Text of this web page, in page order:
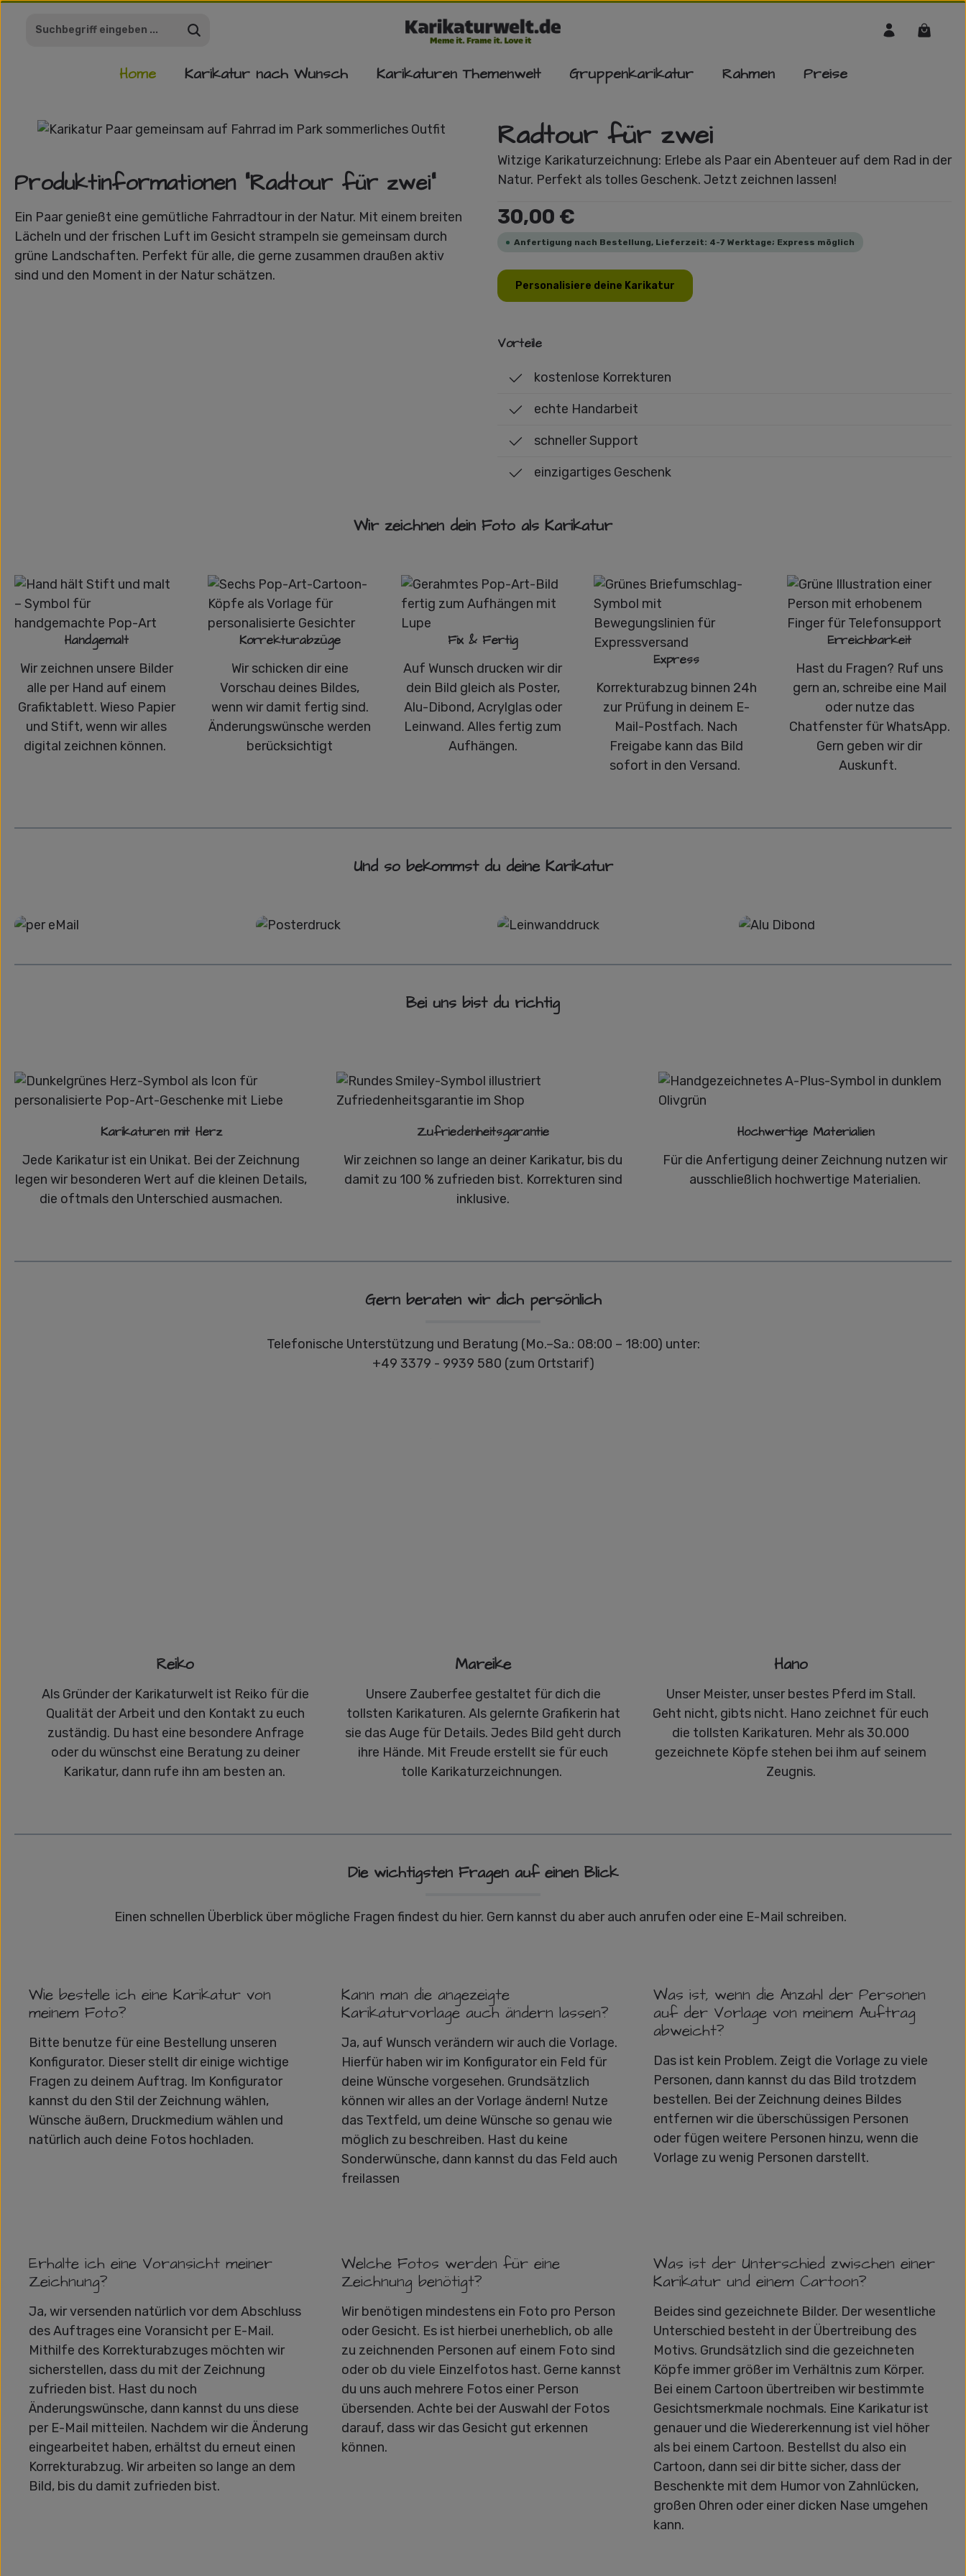
Home Karikatur nach Wunsch Karikaturen Themenwelt Gruppenkarikatur Rahmen Preise
Bildergalerie überspringen Radtour für zwei
Witzige Karikaturzeichnung: Erlebe als Paar ein Abenteuer auf dem Rad in der
Natur. Perfekt als tolles Geschenk. Jetzt zeichnen lassen!
Regulärer Preis:
30,00 €
Anfertigung nach Bestellung, Lieferzeit: 4-7 Werktage; Express möglich
Personalisiere deine Karikatur
Vorteile
kostenlose Korrekturen
echte Handarbeit
schneller Support
einzigartiges Geschenk
Produktinformationen "Radtour für zwei"
Ein Paar genießt eine gemütliche Fahrradtour in der Natur. Mit einem breiten
Lächeln und der frischen Luft im Gesicht strampeln sie gemeinsam durch
grüne Landschaften. Perfekt für alle, die gerne zusammen draußen aktiv
sind und den Moment in der Natur schätzen.
Wir zeichnen dein Foto als Karikatur
Handgemalt
Wir zeichnen unsere Bilder
alle per Hand auf einem
Grafiktablett. Wieso Papier
und Stift, wenn wir alles
digital zeichnen können.
Korrekturabzüge
Wir schicken dir eine
Vorschau deines Bildes,
wenn wir damit fertig sind.
Änderungswünsche werden
berücksichtigt
Fix & Fertig
Auf Wunsch drucken wir dir
dein Bild gleich als Poster,
Alu-Dibond, Acrylglas oder
Leinwand. Alles fertig zum
Aufhängen.
Express
Korrekturabzug binnen 24h
zur Prüfung in deinem E-
Mail-Postfach. Nach
Freigabe kann das Bild
sofort in den Versand.
Erreichbarkeit
Hast du Fragen? Ruf uns
gern an, schreibe eine Mail
oder nutze das
Chatfenster für WhatsApp.
Gern geben wir dir
Auskunft.
Und so bekommst du deine Karikatur
Bei uns bist du richtig
Karikaturen mit Herz
Jede Karikatur ist ein Unikat. Bei der Zeichnung
legen wir besonderen Wert auf die kleinen Details,
die oftmals den Unterschied ausmachen.
Zufriedenheitsgarantie
Wir zeichnen so lange an deiner Karikatur, bis du
damit zu 100 % zufrieden bist. Korrekturen sind
inklusive.
Hochwertige Materialien
Für die Anfertigung deiner Zeichnung nutzen wir
ausschließlich hochwertige Materialien.
Gern beraten wir dich persönlich
Telefonische Unterstützung und Beratung (Mo.–Sa.: 08:00 – 18:00) unter:
+49 3379 - 9939 580 (zum Ortstarif)
Reiko
Als Gründer der Karikaturwelt ist Reiko für die
Qualität der Arbeit und den Kontakt zu euch
zuständig. Du hast eine besondere Anfrage
oder du wünschst eine Beratung zu deiner
Karikatur, dann rufe ihn am besten an.
Mareike
Unsere Zauberfee gestaltet für dich die
tollsten Karikaturen. Als gelernte Grafikerin hat
sie das Auge für Details. Jedes Bild geht durch
ihre Hände. Mit Freude erstellt sie für euch
tolle Karikaturzeichnungen.
Hano
Unser Meister, unser bestes Pferd im Stall.
Geht nicht, gibts nicht. Hano zeichnet für euch
die tollsten Karikaturen. Mehr als 30.000
gezeichnete Köpfe stehen bei ihm auf seinem
Zeugnis.
Die wichtigsten Fragen auf einen Blick
Einen schnellen Überblick über mögliche Fragen findest du hier. Gern kannst du aber auch anrufen oder eine E-Mail schreiben.
Wie bestelle ich eine Karikatur von
meinem Foto?
Bitte benutze für eine Bestellung unseren
Konfigurator. Dieser stellt dir einige wichtige
Fragen zu deinem Auftrag. Im Konfigurator
kannst du den Stil der Zeichnung wählen,
Wünsche äußern, Druckmedium wählen und
natürlich auch deine Fotos hochladen.
Kann man die angezeigte
Karikaturvorlage auch ändern lassen?
Ja, auf Wunsch verändern wir auch die Vorlage.
Hierfür haben wir im Konfigurator ein Feld für
deine Wünsche vorgesehen. Grundsätzlich
können wir alles an der Vorlage ändern! Nutze
das Textfeld, um deine Wünsche so genau wie
möglich zu beschreiben. Hast du keine
Sonderwünsche, dann kannst du das Feld auch
freilassen
Was ist, wenn die Anzahl der Personen
auf der Vorlage von meinem Auftrag
abweicht?
Das ist kein Problem. Zeigt die Vorlage zu viele
Personen, dann kannst du das Bild trotzdem
bestellen. Bei der Zeichnung deines Bildes
entfernen wir die überschüssigen Personen
oder fügen weitere Personen hinzu, wenn die
Vorlage zu wenig Personen darstellt.
Erhalte ich eine Voransicht meiner
Zeichnung?
Ja, wir versenden natürlich vor dem Abschluss
des Auftrages eine Voransicht per E-Mail.
Mithilfe des Korrekturabzuges möchten wir
sicherstellen, dass du mit der Zeichnung
zufrieden bist. Hast du noch
Änderungswünsche, dann kannst du uns diese
per E-Mail mitteilen. Nachdem wir die Änderung
eingearbeitet haben, erhältst du erneut einen
Korrekturabzug. Wir arbeiten so lange an dem
Bild, bis du damit zufrieden bist.
Welche Fotos werden für eine
Zeichnung benötigt?
Wir benötigen mindestens ein Foto pro Person
oder Gesicht. Es ist hierbei unerheblich, ob alle
zu zeichnenden Personen auf einem Foto sind
oder ob du viele Einzelfotos hast. Gerne kannst
du uns auch mehrere Fotos einer Person
übersenden. Achte bei der Auswahl der Fotos
darauf, dass wir das Gesicht gut erkennen
können.
Was ist der Unterschied zwischen einer
Karikatur und einem Cartoon?
Beides sind gezeichnete Bilder. Der wesentliche
Unterschied besteht in der Übertreibung des
Motivs. Grundsätzlich sind die gezeichneten
Köpfe immer größer im Verhältnis zum Körper.
Bei einem Cartoon übertreiben wir bestimmte
Gesichtsmerkmale nochmals. Eine Karikatur ist
genauer und die Wiedererkennung ist viel höher
als bei einem Cartoon. Bestellst du also ein
Cartoon, dann sei dir bitte sicher, dass der
Beschenkte mit dem Humor von Zahnlücken,
großen Ohren oder einer dicken Nase umgehen
kann.